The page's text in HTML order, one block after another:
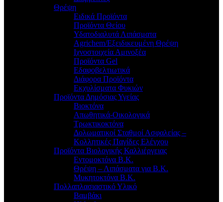
Θρέψη
Ειδικά Προϊόντα
Προϊόντα Θείου
Υδατοδιαλυτά Λιπάσματα
Agrichem/Εξειδικευμένη Θρέψη
Ιχνοστοιχεία Αμινοξέα
Προϊόντα Gel
Εδαφοβελτιωτικά
Διάφορα Προϊόντα
Εκχυλίσματα Φυκιών
Προϊόντα Δημόσιας Υγείας
Βιοκτόνα
Απωθητικά-Οικολογικά
Τρωκτικοκτόνα
Δολωματικοί Σταθμοί Ασφαλείας –
Κολλητικές Παγίδες Ελέγχου
Προϊόντα Βιολογικής Καλλιέργειας
Εντομοκτόνα Β.Κ.
Θρέψη – Λιπάσματα για Β.Κ.
Μυκητοκτόνα Β.Κ.
Πολλαπλασιαστικό Υλικό
Βαμβάκι